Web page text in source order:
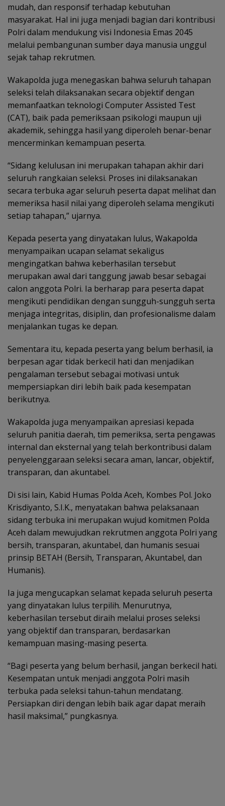
mudah, dan responsif terhadap kebutuhan
masyarakat. Hal ini juga menjadi bagian dari kontribusi
Polri dalam mendukung visi Indonesia Emas 2045
melalui pembangunan sumber daya manusia unggul
sejak tahap rekrutmen.
Wakapolda juga menegaskan bahwa seluruh tahapan
seleksi telah dilaksanakan secara objektif dengan
memanfaatkan teknologi Computer Assisted Test
(CAT), baik pada pemeriksaan psikologi maupun uji
akademik, sehingga hasil yang diperoleh benar-benar
mencerminkan kemampuan peserta.
“Sidang kelulusan ini merupakan tahapan akhir dari
seluruh rangkaian seleksi. Proses ini dilaksanakan
secara terbuka agar seluruh peserta dapat melihat dan
memeriksa hasil nilai yang diperoleh selama mengikuti
setiap tahapan,” ujarnya.
Kepada peserta yang dinyatakan lulus, Wakapolda
menyampaikan ucapan selamat sekaligus
mengingatkan bahwa keberhasilan tersebut
merupakan awal dari tanggung jawab besar sebagai
calon anggota Polri. Ia berharap para peserta dapat
mengikuti pendidikan dengan sungguh-sungguh serta
menjaga integritas, disiplin, dan profesionalisme dalam
menjalankan tugas ke depan.
Sementara itu, kepada peserta yang belum berhasil, ia
berpesan agar tidak berkecil hati dan menjadikan
pengalaman tersebut sebagai motivasi untuk
mempersiapkan diri lebih baik pada kesempatan
berikutnya.
Wakapolda juga menyampaikan apresiasi kepada
seluruh panitia daerah, tim pemeriksa, serta pengawas
internal dan eksternal yang telah berkontribusi dalam
penyelenggaraan seleksi secara aman, lancar, objektif,
transparan, dan akuntabel.
Di sisi lain, Kabid Humas Polda Aceh, Kombes Pol. Joko
Krisdiyanto, S.I.K., menyatakan bahwa pelaksanaan
sidang terbuka ini merupakan wujud komitmen Polda
Aceh dalam mewujudkan rekrutmen anggota Polri yang
bersih, transparan, akuntabel, dan humanis sesuai
prinsip BETAH (Bersih, Transparan, Akuntabel, dan
Humanis).
Ia juga mengucapkan selamat kepada seluruh peserta
yang dinyatakan lulus terpilih. Menurutnya,
keberhasilan tersebut diraih melalui proses seleksi
yang objektif dan transparan, berdasarkan
kemampuan masing-masing peserta.
“Bagi peserta yang belum berhasil, jangan berkecil hati.
Kesempatan untuk menjadi anggota Polri masih
terbuka pada seleksi tahun-tahun mendatang.
Persiapkan diri dengan lebih baik agar dapat meraih
hasil maksimal,” pungkasnya.